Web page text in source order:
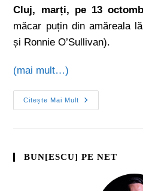
Cluj, marți, pe 13
măcar puțin din amăreala
și Ronnie O’Sullivan).
(mai mult…)
Citește Mai Mult
BUN[ESCU] PE NET